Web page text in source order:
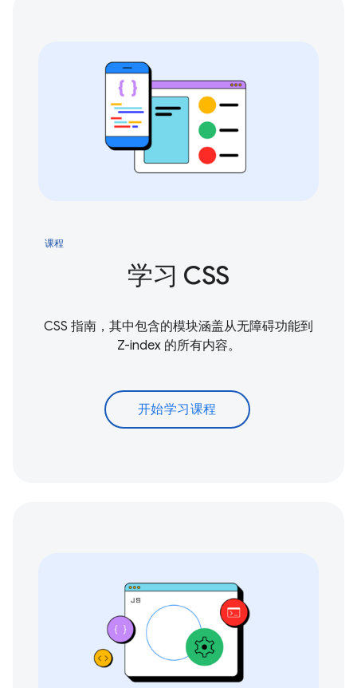
课程
学习 CSS
CSS 指南，其中包含的模块涵盖从无障碍功能到
Z-index 的所有内容。
开始学习课程